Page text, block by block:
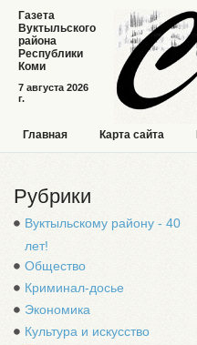
7 августа 2026
г.
Газета
Вуктыльского
района
Республики
Коми
Главная Карта сайта
Рубрики
Вуктыльскому району - 40
лет!
Общество
Криминал-досье
Экономика
Культура и искусство